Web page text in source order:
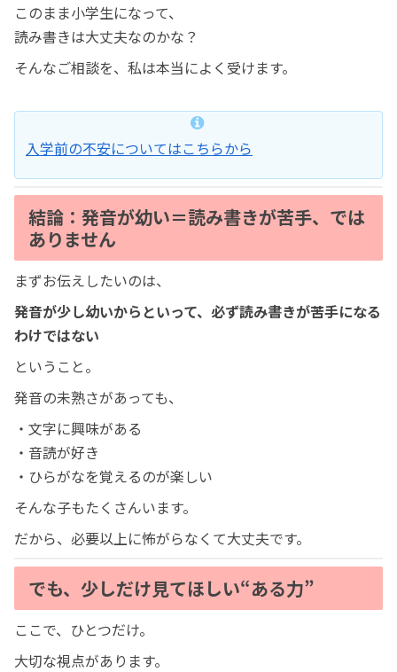
このまま小学生になって、
読み書きは大丈夫なのかな？
そんなご相談を、私は本当によく受けます。
入学前の不安についてはこちらから
結論：発音が幼い＝読み書きが苦手、では
ありません
まずお伝えしたいのは、
発音が少し幼いからといって、必ず読み書きが苦手になる
わけではない
ということ。
発音の未熟さがあっても、
・文字に興味がある
・音読が好き
・ひらがなを覚えるのが楽しい
そんな子もたくさんいます。
だから、必要以上に怖がらなくて大丈夫です。
でも、少しだけ見てほしい“ある力”
ここで、ひとつだけ。
大切な視点があります。